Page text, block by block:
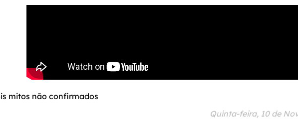
mitos não confirmados
Quinta-feira, 10 de